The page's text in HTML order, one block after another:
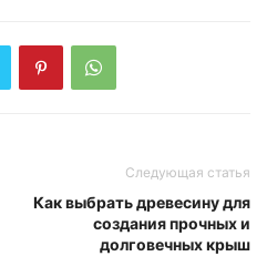
Следующая статья
Как выбрать древесину для
создания прочных и
долговечных крыш